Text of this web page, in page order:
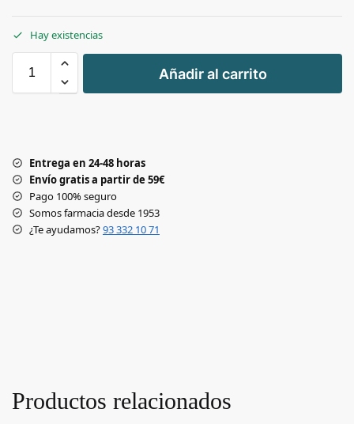
Hay existencias
+
-
Añadir al carrito
Entrega en 24-48 horas
Envío gratis a partir de 59€
Pago 100% seguro
Somos farmacia desde 1953
¿Te ayudamos?93 332 10 71
Productos relacionados